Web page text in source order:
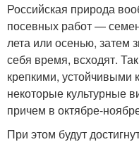
Российская природа
посевных работ —
лета или осенью, затем
себя время, всходят.
крепкими, устойчивыми
некоторые культурные
причем в октябре-
При этом будут